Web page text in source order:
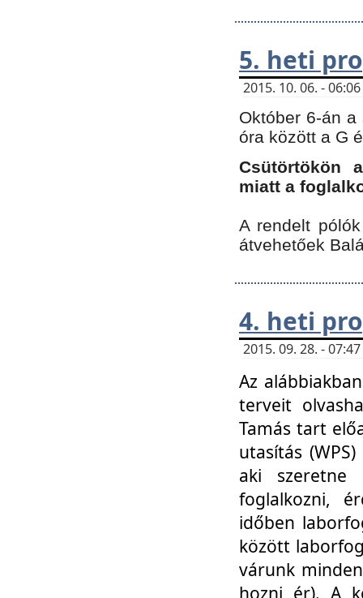
5. heti
2015. 10. 06. -
Október 6-án
óra között a G
Csütörtökön
miatt a
A rendelt
átvehetőek
4. heti
2015. 09. 28. -
Az
terveit
Tamás tart
utasítás
aki szeretne
foglalkozni,
időben
között
várunk
hozni ér). A